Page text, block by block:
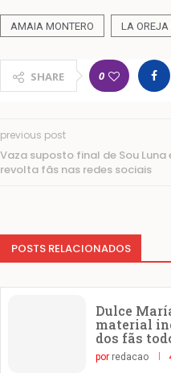
AMAIA MONTERO LA OREJA
SHARE 0
previous post
Vaza suposto final de Sou
revolta fãs nas redes sociais
POSTS RELACIONADOS
Dulce
material
dos fãs
por redacao